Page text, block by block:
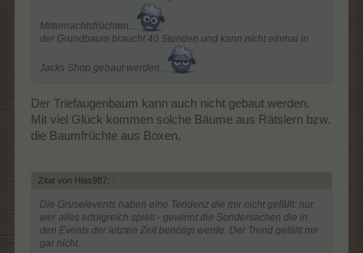
Mitternachtsfrüchten...
der Grundbaum braucht 40 Stunden und kann nicht einmal in
Jacks Shop gebaut werden...
Der Triefaugenbaum kann auch nicht gebaut werden.
Mit viel Glück kommen solche Bäume aus Rätslern bzw.
die Baumfrüchte aus Boxen.
Zitat von Hias987: ↑
Die Gruselevents haben eine Tendenz die mir nicht gefällt: nur
wer alles erfolgreich spielt - gewinnt die Sondersachen die in
den Events der letzten Zeit benötigt werde. Der Trend gefällt mir
gar nicht.